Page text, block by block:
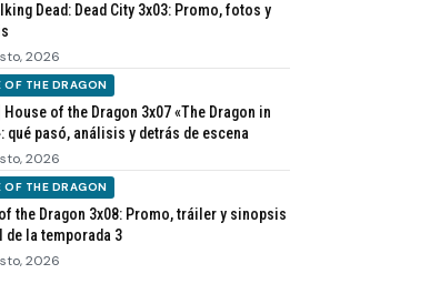
Dead: Dead City 3x03: Promo, fotos y
2026
OF THE DRAGON
House of the Dragon 3x07 «The Dragon in
qué pasó, análisis y detrás de escena
2026
OF THE DRAGON
the Dragon 3x08: Promo, tráiler y sinopsis
de la temporada 3
2026